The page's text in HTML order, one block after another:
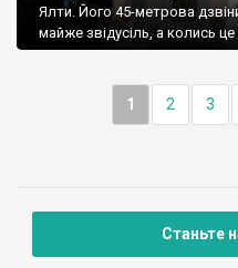
Ялти. Його 45-метрова
майже звідусіль, а колись
1 2 3
Станьте